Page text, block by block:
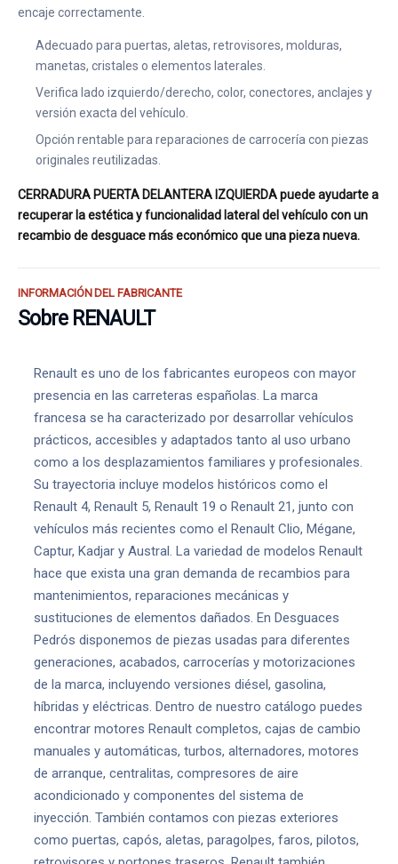
encaje correctamente.
Adecuado para puertas, aletas, retrovisores, molduras,
manetas, cristales o elementos laterales.
Verifica lado izquierdo/derecho, color, conectores, anclajes y
versión exacta del vehículo.
Opción rentable para reparaciones de carrocería con piezas
originales reutilizadas.
CERRADURA PUERTA DELANTERA IZQUIERDA puede ayudarte a
recuperar la estética y funcionalidad lateral del vehículo con un
recambio de desguace más económico que una pieza nueva.
INFORMACIÓN DEL FABRICANTE
Sobre RENAULT
Renault es uno de los fabricantes europeos con mayor
presencia en las carreteras españolas. La marca
francesa se ha caracterizado por desarrollar vehículos
prácticos, accesibles y adaptados tanto al uso urbano
como a los desplazamientos familiares y profesionales.
Su trayectoria incluye modelos históricos como el
Renault 4, Renault 5, Renault 19 o Renault 21, junto con
vehículos más recientes como el Renault Clio, Mégane,
Captur, Kadjar y Austral. La variedad de modelos Renault
hace que exista una gran demanda de recambios para
mantenimientos, reparaciones mecánicas y
sustituciones de elementos dañados. En Desguaces
Pedrós disponemos de piezas usadas para diferentes
generaciones, acabados, carrocerías y motorizaciones
de la marca, incluyendo versiones diésel, gasolina,
híbridas y eléctricas. Dentro de nuestro catálogo puedes
encontrar motores Renault completos, cajas de cambio
manuales y automáticas, turbos, alternadores, motores
de arranque, centralitas, compresores de aire
acondicionado y componentes del sistema de
inyección. También contamos con piezas exteriores
como puertas, capós, aletas, paragolpes, faros, pilotos,